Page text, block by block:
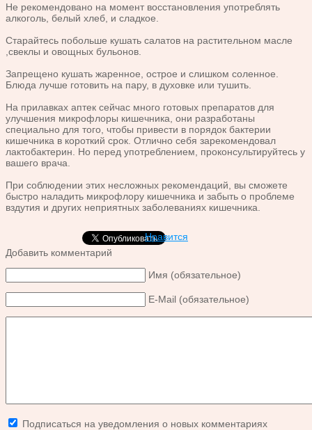
Не рекомендовано на момент восстановления употреблять
алкоголь, белый хлеб, и сладкое.
Старайтесь побольше кушать салатов на растительном масле
,свеклы и овощных бульонов.
Запрещено кушать жаренное, острое и слишком соленное.
Блюда лучше готовить на пару, в духовке или тушить.
На прилавках аптек сейчас много готовых препаратов для
улучшения микрофлоры кишечника, они разработаны
специально для того, чтобы привести в порядок бактерии
кишечника в короткий срок. Отлично себя зарекомендовал
лактобактерин. Но перед употреблением, проконсультируйтесь у
вашего врача.
При соблюдении этих несложных рекомендаций, вы сможете
быстро наладить микрофлору кишечника и забыть о проблеме
вздутия и других неприятных заболеваниях кишечника.
Нравится
Добавить комментарий
Имя (обязательное)
E-Mail (обязательное)
Подписаться на уведомления о новых комментариях